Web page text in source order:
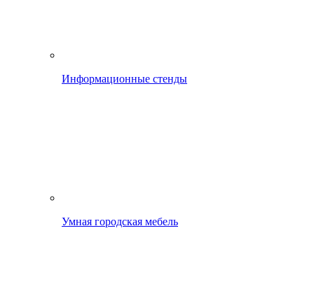
Информационные стенды
Умная городская мебель